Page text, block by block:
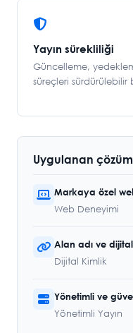
Yayın sürekliliği
Güncelleme,
süreçleri sürdürülebilir
Uygulanan
Markaya özel
Web Deneyimi
Alan adı ve
Dijital Kimlik
Yönetimli ve
Yönetimli Yayın